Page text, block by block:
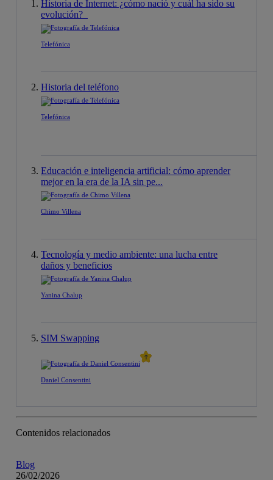
Historia de Internet: ¿cómo nació y cuál ha sido su
evolución?
Telefónica
Historia del teléfono
Telefónica
Educación e inteligencia artificial: cómo aprender
mejor en la era de la IA sin pe...
Chimo Villena
Tecnología y medio ambiente: una lucha entre
daños y beneficios
Yanina Chalup
SIM Swapping
Daniel Consentini
Contenidos relacionados
Blog
26/02/2026